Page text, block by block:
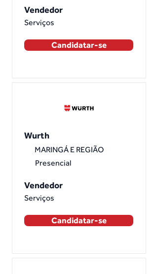
Vendedor
Serviços
Candidatar-se
Wurth
MARINGÁ E REGIÃO
Presencial
Vendedor
Serviços
Candidatar-se